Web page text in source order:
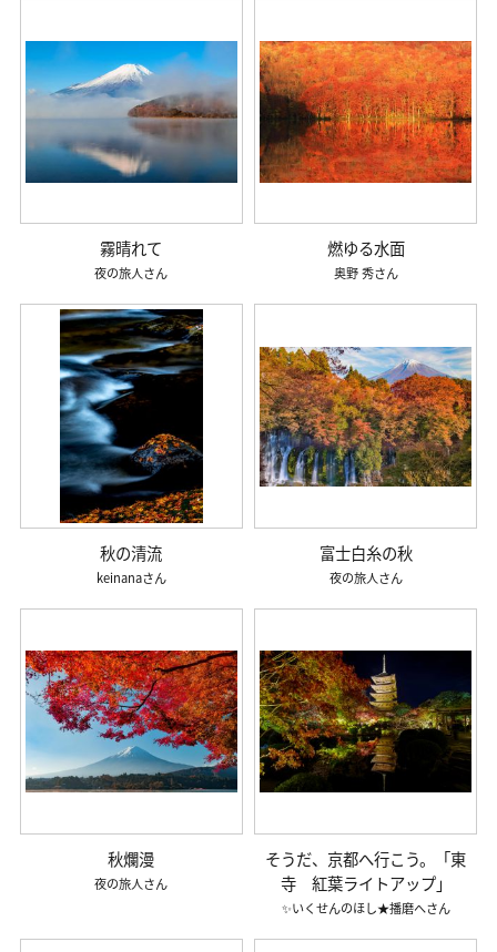
霧晴れて
夜の旅人
燃ゆる水面
奥野 秀
秋の清流
keinana
富士白糸の秋
夜の旅人
秋爛漫
夜の旅人
そうだ、京都へ行こう。「東
寺 紅葉ライトアップ」
✨いくせんのほし★播磨へ